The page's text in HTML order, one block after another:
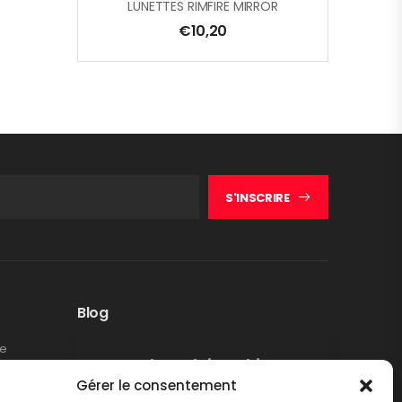
Gérer le consentement
LUNETTES RIMFIRE MIRROR
€10,20
S'INSCRIRE
Blog
Rappel produit Makita –
Pompe à graisse DGP180